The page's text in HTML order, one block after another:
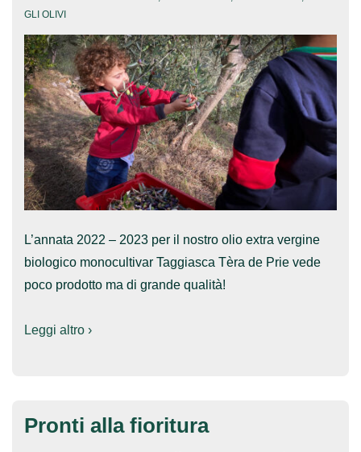
GLI OLIVI
L’annata 2022 – 2023 per il nostro olio extra vergine
biologico monocultivar Taggiasca Tèra de Prie vede
poco prodotto ma di grande qualità!
Leggi altro ›
Pronti alla fioritura